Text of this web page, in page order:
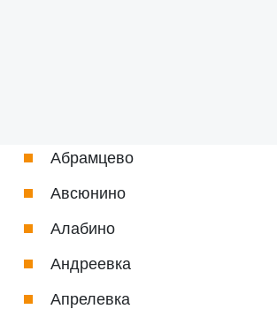
Абрамцево
Авсюнино
Алабино
Андреевка
Апрелевка